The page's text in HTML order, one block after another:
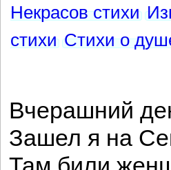
Некрасов стихи
стихи Стихи о
Вчерашний
Зашел я на